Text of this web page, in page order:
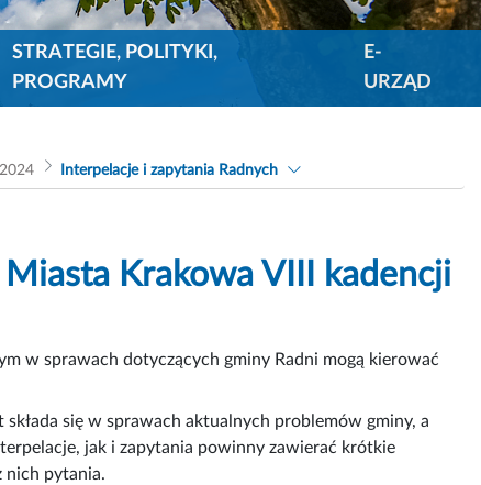
STRATEGIE, POLITYKI,
PROGRAMY
E-
URZĄD
Interpelacje i zapytania Radnych
Krakowa VIII kadencji
w sprawach dotyczących gminy Radni mogą kierować
się w sprawach aktualnych problemów gminy, a
jak i zapytania powinny zawierać krótkie
nich pytania.